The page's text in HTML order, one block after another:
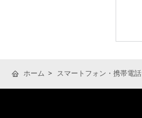
ホーム スマートフォン・携帯電話